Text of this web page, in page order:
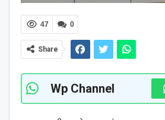
0
47
Share
Wp Channel